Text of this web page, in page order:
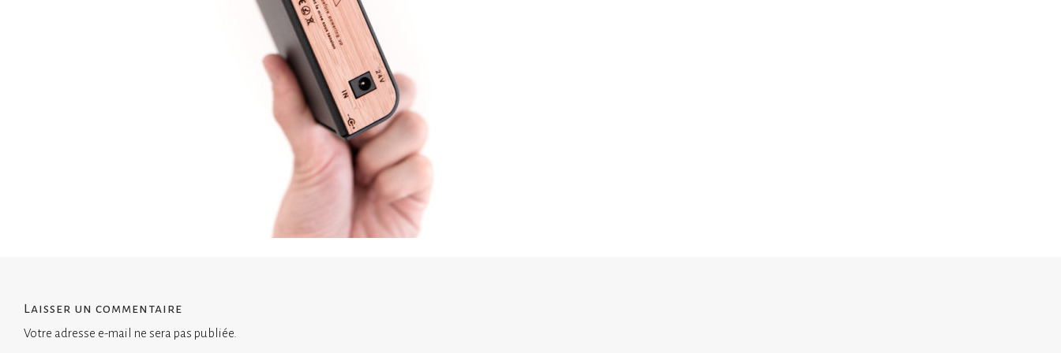
Laisser un commentaire
Votre adresse e-mail ne sera pas publiée.